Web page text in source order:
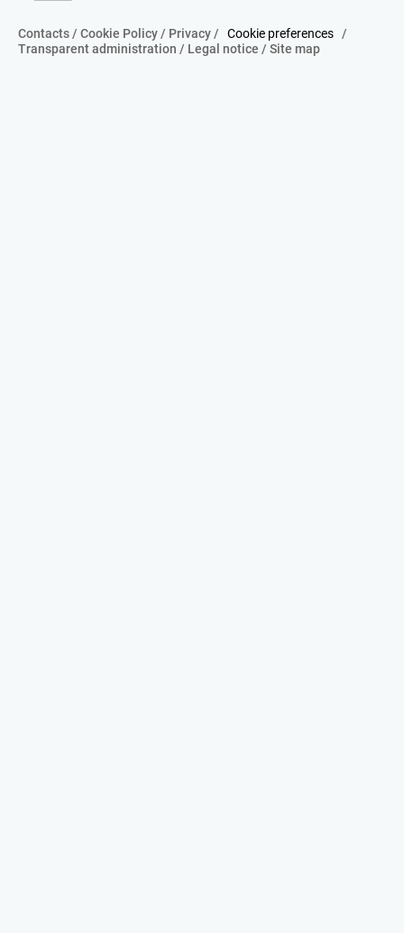
Contacts/ Cookie Policy/ Privacy/ Cookie preferences /
Transparent administration / Legal notice / Site map